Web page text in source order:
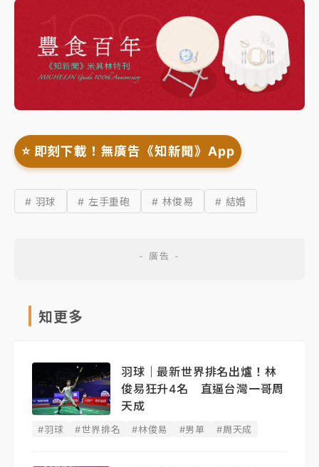
⭐️ 即刻下載！無廣告《知新聞》App
# 羽球 # 左手重砲 # 林俊易 # 結婚
知更多
羽球｜最新世界排名出爐！林
俊易狂升4名 直逼台灣一哥周
天成
#羽球 #世界排名 #林俊易 #男單 #周天成